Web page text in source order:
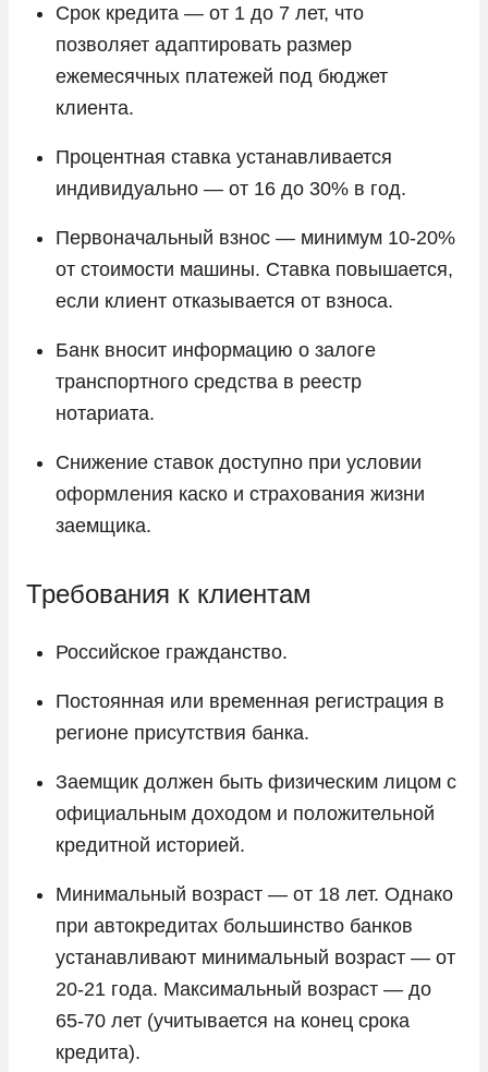
Срок кредита — от 1 до 7 лет, что
позволяет адаптировать размер
ежемесячных платежей под бюджет
клиента.
Процентная ставка устанавливается
индивидуально — от 16 до 30% в год.
Первоначальный взнос — минимум 10-20%
от стоимости машины. Ставка повышается,
если клиент отказывается от взноса.
Банк вносит информацию о залоге
транспортного средства в реестр
нотариата.
Снижение ставок доступно при условии
оформления каско и страхования жизни
заемщика.
Требования к клиентам
Российское гражданство.
Постоянная или временная регистрация в
регионе присутствия банка.
Заемщик должен быть физическим лицом с
официальным доходом и положительной
кредитной историей.
Минимальный возраст — от 18 лет. Однако
при автокредитах большинство банков
устанавливают минимальный возраст — от
20-21 года. Максимальный возраст — до
65-70 лет (учитывается на конец срока
кредита).